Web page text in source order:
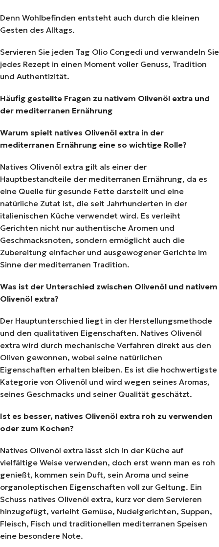
Denn Wohlbefinden entsteht auch durch die kleinen
Gesten des Alltags.
Servieren Sie jeden Tag Olio Congedi und verwandeln Sie
jedes Rezept in einen Moment voller Genuss, Tradition
und Authentizität.
Häufig gestellte Fragen zu nativem Olivenöl extra und
der mediterranen Ernährung
Warum spielt natives Olivenöl extra in der
mediterranen Ernährung eine so wichtige Rolle?
Natives Olivenöl extra gilt als einer der
Hauptbestandteile der mediterranen Ernährung, da es
eine Quelle für gesunde Fette darstellt und eine
natürliche Zutat ist, die seit Jahrhunderten in der
italienischen Küche verwendet wird. Es verleiht
Gerichten nicht nur authentische Aromen und
Geschmacksnoten, sondern ermöglicht auch die
Zubereitung einfacher und ausgewogener Gerichte im
Sinne der mediterranen Tradition.
Was ist der Unterschied zwischen Olivenöl und nativem
Olivenöl extra?
Der Hauptunterschied liegt in der Herstellungsmethode
und den qualitativen Eigenschaften. Natives Olivenöl
extra wird durch mechanische Verfahren direkt aus den
Oliven gewonnen, wobei seine natürlichen
Eigenschaften erhalten bleiben. Es ist die hochwertigste
Kategorie von Olivenöl und wird wegen seines Aromas,
seines Geschmacks und seiner Qualität geschätzt.
Ist es besser, natives Olivenöl extra roh zu verwenden
oder zum Kochen?
Natives Olivenöl extra lässt sich in der Küche auf
vielfältige Weise verwenden, doch erst wenn man es roh
genießt, kommen sein Duft, sein Aroma und seine
organoleptischen Eigenschaften voll zur Geltung. Ein
Schuss natives Olivenöl extra, kurz vor dem Servieren
hinzugefügt, verleiht Gemüse, Nudelgerichten, Suppen,
Fleisch, Fisch und traditionellen mediterranen Speisen
eine besondere Note.